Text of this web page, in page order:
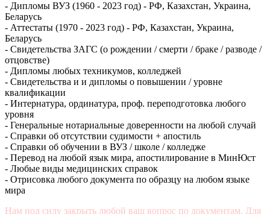
- Дипломы ВУЗ (1960 - 2023 год) - РФ, Казахстан, Украина,
Беларусь
- Аттестаты (1970 - 2023 год) - РФ, Казахстан, Украина,
Беларусь
- Свидетельства ЗАГС (о рождении / смерти / браке / разводе /
отцовстве)
- Дипломы любых техникумов, колледжей
- Свидетельства и и дипломы о повышении / уровне
квалификации
- Интернатура, ординатура, проф. переподготовка любого
уровня
- Генеральные нотариальные доверенности на любой случай
- Справки об отсутствии судимости + апостиль
- Справки об обучении в ВУЗ / школе / колледже
- Перевод на любой язык мира, апостилирование в МинЮст
- Любые виды медицинских справок
- Отрисовка любого документа по образцу на любом языке
мира
Нам под силу закрыть любой ваш вопрос по документам. Для